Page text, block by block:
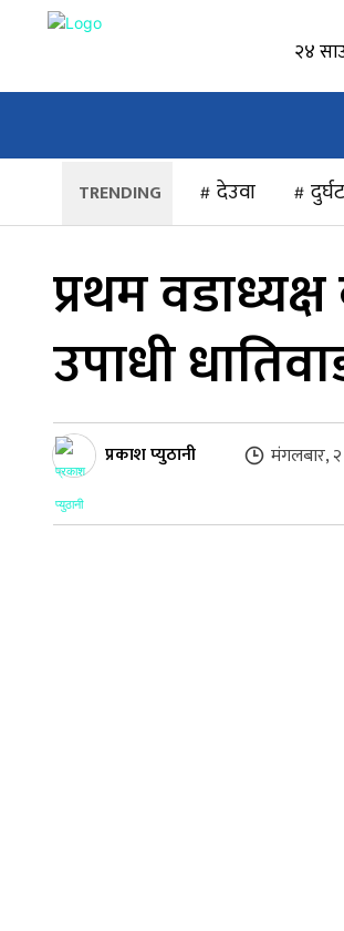
२४
देउवा
प्रथम
उपाधी
प्रकाश प्युठानी मंगलबार,